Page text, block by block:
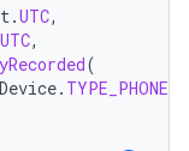
.UTC,
UTC,
(
Device. TYPE_PHONE